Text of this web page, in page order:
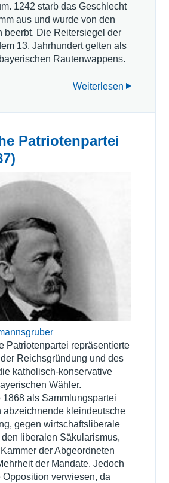
1242 starb das Geschlecht
aus und wurde von den
beerbt. Die Reitersiegel der
13. Jahrhundert gelten als
Rautenwappens.
Weiterlesen
Patriotenpartei
Patriotenpartei repräsentierte
Reichsgründung und des
katholisch-konservative
Wähler.
1868 als Sammlungspartei
abzeichnende kleindeutsche
gegen wirtschaftsliberale
liberalen Säkularismus,
der Abgeordneten
der Mandate. Jedoch
Opposition verwiesen, da